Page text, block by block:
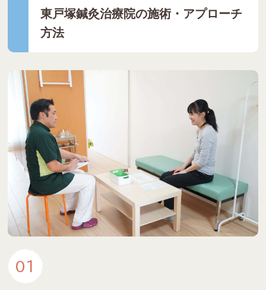
東戸塚鍼灸治療院の施術・アプローチ
方法
01